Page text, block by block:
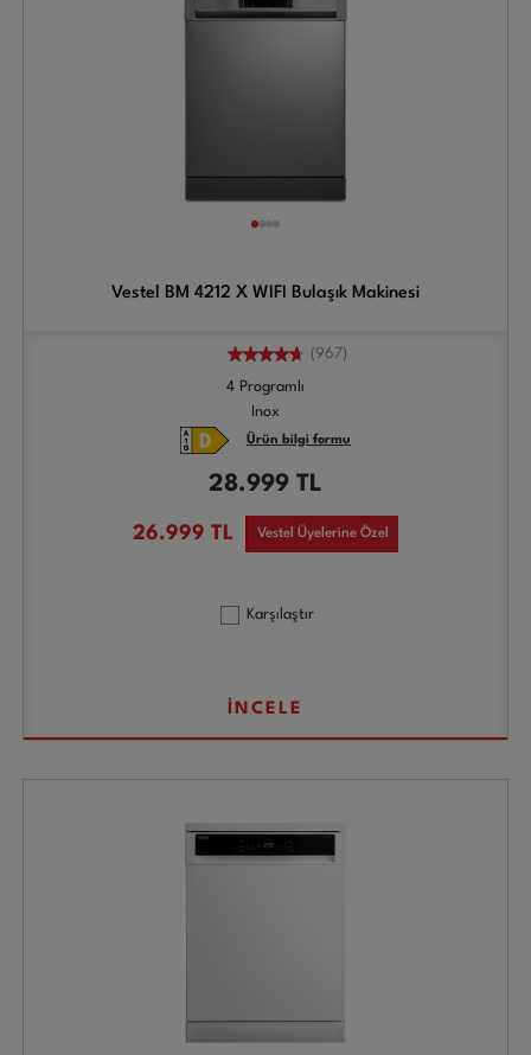
Vestel BM 4212 X WIFI Bulaşık Makinesi
(967)
4 Programlı
Inox
Ürün bilgi formu
28.999 TL
26.999 TL Vestel Üyelerine Özel
Karşılaştır
İNCELE